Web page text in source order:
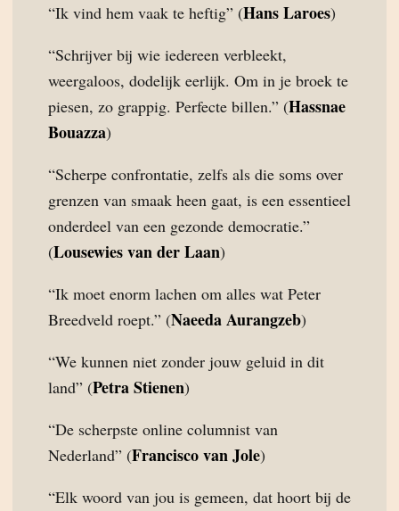
“Ik vind hem vaak te heftig” (Hans Laroes)
“Schrijver bij wie iedereen verbleekt,
weergaloos, dodelijk eerlijk. Om in je broek te
piesen, zo grappig. Perfecte billen.” (Hassnae
Bouazza)
“Scherpe confrontatie, zelfs als die soms over
grenzen van smaak heen gaat, is een essentieel
onderdeel van een gezonde democratie.”
(Lousewies van der Laan)
“Ik moet enorm lachen om alles wat Peter
Breedveld roept.” (Naeeda Aurangzeb)
“We kunnen niet zonder jouw geluid in dit
land” (Petra Stienen)
“De scherpste online columnist van
Nederland” (Francisco van Jole)
“Elk woord van jou is gemeen, dat hoort bij de